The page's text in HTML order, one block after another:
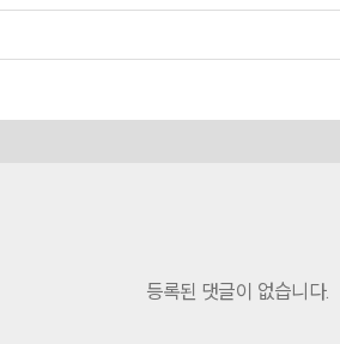
등록된 댓글이 없습니다.